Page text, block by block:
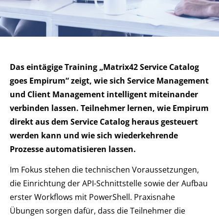
Das eintägige Training „Matrix42 Service Catalog
goes Empirum“ zeigt, wie sich Service Management
und Client Management intelligent miteinander
verbinden lassen. Teilnehmer lernen, wie Empirum
direkt aus dem Service Catalog heraus gesteuert
werden kann und wie sich wiederkehrende
Prozesse automatisieren lassen.
Im Fokus stehen die technischen Voraussetzungen,
die Einrichtung der API-Schnittstelle sowie der Aufbau
erster Workflows mit PowerShell. Praxisnahe
Übungen sorgen dafür, dass die Teilnehmer die